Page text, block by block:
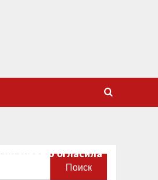
хоккею огласила
мира